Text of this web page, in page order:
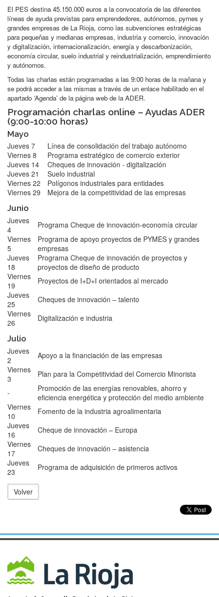
El PES destina 45.150.000 euros a la convocatoria de las diferentes
líneas de ayuda previstas para emprendedores, autónomos, pymes y
grandes empresas de La Rioja, como las subvenciones estratégicas
para pequeñas y medianas empresas, industria y comercio, innovación
y digitalización, internacionalización, energía y descarbonización,
economía circular, suelo industrial y reindustrialización, emprendimiento
y autónomos.
Todas las charlas están programadas a las 9:00 horas de la mañana y
se podrá acceder a las mismas a través de un enlace habilitado en el
apartado ‘Agenda’ de la página web de la ADER.
Programación charlas online – Ayudas ADER
(9:00-10:00 horas)
Mayo
Jueves 7
Línea de consolidación del trabajo autónomo
Viernes 8
Programa estratégico de comercio exterior
Jueves 14
Cheques de innovación - digitalización
Jueves 21
Suelo industrial
Viernes 22
Polígonos industriales para entidades
Viernes 29
Mejora de la competitividad de las empresas
Junio
Jueves
4
Programa Cheque de innovación-economía circular
Viernes
5
Programa de apoyo proyectos de PYMES y grandes
empresas
Jueves
18
Programa Cheque de innovación de proyectos y
proyectos de diseño de producto
Viernes
19
Proyectos de I+D+I orientados al mercado
Jueves
25
Cheques de innovación – talento
Viernes
26
Digitalización e industria
Julio
Jueves
2
Apoyo a la financiación de las empresas
Viernes
3
Plan para la Competitividad del Comercio Minorista
-
Promoción de las energías renovables, ahorro y
eficiencia energética y protección del medio ambiente
Viernes
10
Fomento de la industria agroalimentaria
Jueves
16
Cheque de innovación – Europa
Viernes
17
Cheques de innovación – asistencia
Jueves
23
Programa de adquisición de primeros activos
Volver